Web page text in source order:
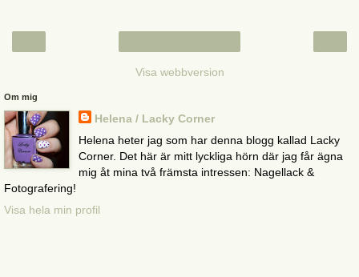
Visa webbversion
Om mig
Helena / Lacky Corner
Helena heter jag som har denna blogg kallad Lacky
Corner. Det här är mitt lyckliga hörn där jag får ägna
mig åt mina två främsta intressen: Nagellack &
Fotografering!
Visa hela min profil